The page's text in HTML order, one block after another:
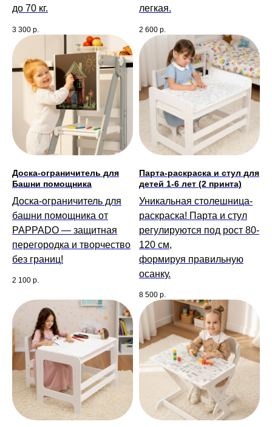
до 70 кг.
3 300 р.
легкая.
2 600 р.
Доска-ограничитель для
Башни помощника
Доска-ограничитель для
башни помощника от
PAPPADO — защитная
перегородка и творчество
без границ!
2 100 р.
Парта-раскраска и стул для
детей 1-6 лет (2 принта)
Уникальная столешница-
раскраска! Парта и стул
регулируются под рост 80-
120 см,
формируя правильную
осанку.
8 500 р.